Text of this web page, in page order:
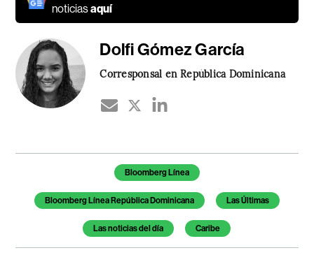
noticiasaquí
Dolfi Gómez García
Corresponsal en República Dominicana
Temas de este artículoBloomberg Línea
Bloomberg Línea República Dominicana Las Últimas
Las noticias del día Caribe